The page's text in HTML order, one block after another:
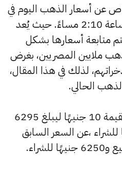
عن أسعار الذهب اليوم في
مصر الأربعاء 12 نوفمبر الساعة 2:10 مساءً. حيث يُعد
متابعة أسعارها بشكل
ملايين المصريين، بغرض
لذلك في هذا المقال،
الحالي.
شهد سعر عيار 24 تراجعًا بقيمة 10 جنيهًا ليبلغ 6295
و6240 جنيهًا للشراء ،عن السعر السابق